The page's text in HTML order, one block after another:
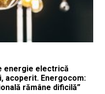
energie electrică
acoperit. Energocom:
rămâne dificilă”